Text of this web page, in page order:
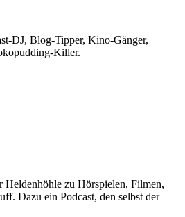
DJ, Blog-Tipper, Kino-Gänger,
Killer.
Heldenhöhle zu Hörspielen, Filmen,
Dazu ein Podcast, den selbst der